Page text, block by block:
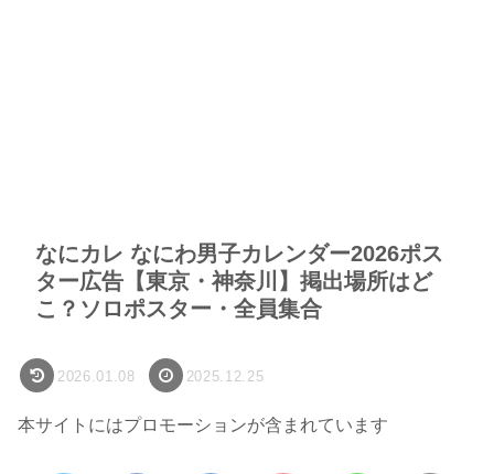
なにカレ なにわ男子カレンダー2026ポス
ター広告【東京・神奈川】掲出場所はど
こ？ソロポスター・全員集合
2026.01.08 2025.12.25
本サイトにはプロモーションが含まれています